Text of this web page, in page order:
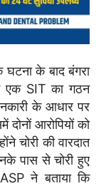
घटना के बाद बंगरा
में एक SIT का गठन
के आधार पर
दोनों आरोपियों को
चोरी की वारदात
पास से चोरी हुए
ने बताया कि